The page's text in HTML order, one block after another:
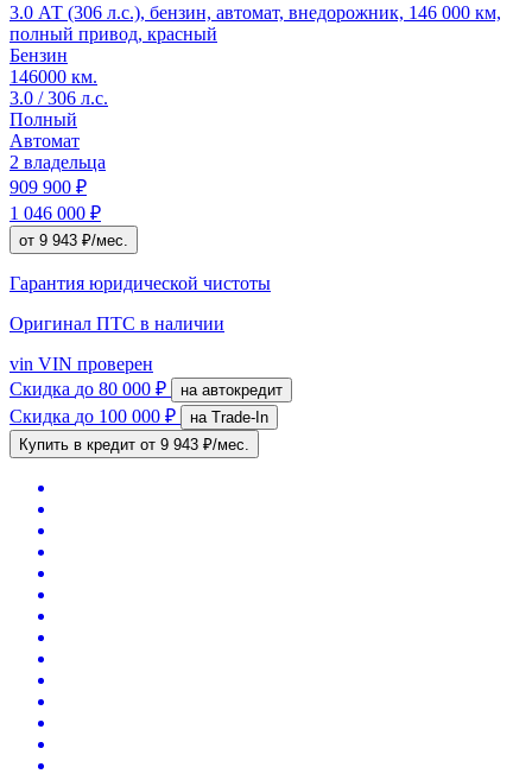
3.0 АТ (306 л.с.), бензин, автомат, внедорожник, 146 000 км,
полный привод, красный
Бензин
146000 км.
3.0 / 306 л.с.
Полный
Автомат
2 владельца
909 900 ₽
1 046 000 ₽
от 9 943 ₽/мес.
Гарантия юридической чистоты
Оригинал ПТС в наличии
vin VIN проверен
Скидка до 80 000 ₽ на автокредит
Скидка до 100 000 ₽
на Trade-In
Купить в кредит от 9 943 ₽/мес.